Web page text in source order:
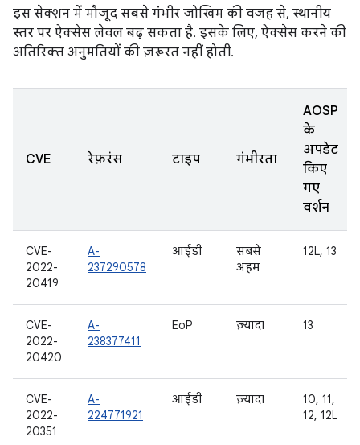
इस सेक्शन में मौजूद सबसे गंभीर जोखिम की वजह से, स्थानीय
स्तर पर ऐक्सेस लेवल बढ़ सकता है. इसके लिए, ऐक्सेस करने की
अतिरिक्त अनुमतियों की ज़रूरत नहीं होती.
CVE रेफ़रंस टाइप गंभीरता
AOSP
के
अपडेट
किए
गए
वर्शन
CVE-
2022-
20419
A-
237290578
आईडी
सबसे
अहम
12L, 13
CVE-
2022-
20420
A-
238377411
EoP ज़्यादा 13
CVE-
2022-
20351
A-
224771921
आईडी ज़्यादा
10, 11,
12, 12L